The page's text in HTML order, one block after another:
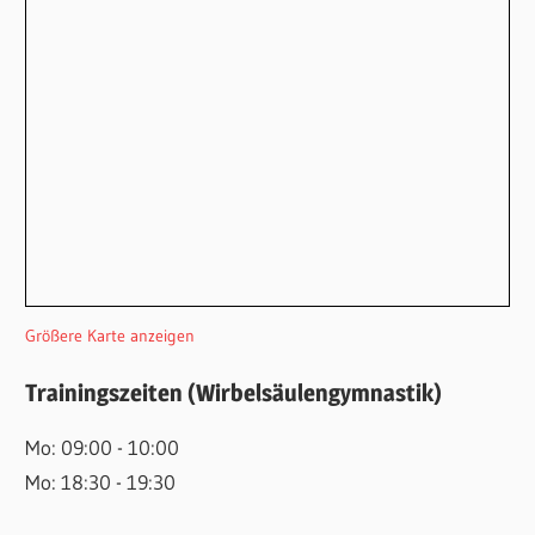
Größere Karte anzeigen
Trainingszeiten (Wirbelsäulengymnastik)
Mo: 09:00 - 10:00
Mo: 18:30 - 19:30